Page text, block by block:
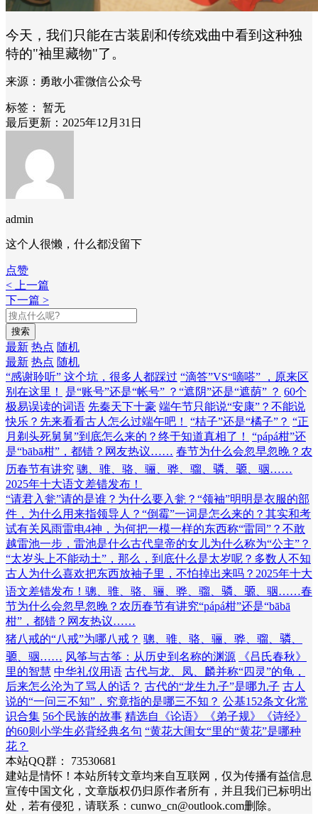
今天，我们只能在古装剧和传统戏曲中看到这种独
特的"袖里藏物"了。
来源：勇敢小霍微信公众号
标签：
暂无
最后更新：2025年12月31日
admin
这个人很懒，什么都没留下
点赞
< 上一篇
下一篇 >
搜索
最新 热点 随机
最新 热点 随机
“感谢聆听” 这个坑，很多人都踩过 “滴答”VS“嘀嗒” ，原来区
别在这里！
是“账号”还是“帐号” ？“遮阴”还是“遮荫” ？ 60个
极易误读的词语 先秦天下十豪 端午节只能说“安康”？不能说
快乐？先来看看古人怎么过端午吧！
“桔子”还是“橘子”？ “正
月剃头死舅舅”到底怎么来的？终于知道真相了！
“pápá柑”还
是“bābā柑”，都错？网友热议…… 春节为什么会忽早忽晚？农
历春节有讲究 骢、骓、骆、骊、骅、骝、𬴊、𫘪、骃……
2025年十大语文差错发布！
“请君入瓮”请的是谁？为什么要入瓮？ “领袖”明明是衣服的部
件，为什么用来指领导人？ “倒霉”一词是怎么来的？其实和考
试有关风雨雷电4神，为何把一模一样的东西称“雷同”？ 不敢
越雷池一步，雷池是什么古代皇帝的女儿为什么称为“公主”？
“太岁头上不能动土”，那么，到底什么是太岁呢？多数人不知
古人为什么喜欢把东西放袖子里，不怕掉出来吗？ 2025年十大
语文差错发布！ 骢、骓、骆、骊、骅、骝、𬴊、𫘪、骃……春
节为什么会忽早忽晚？农历春节有讲究“pápá柑”还是“bābā
柑”，都错？网友热议……
猪八戒的“八戒”为哪八戒？ 骢、骓、骆、骊、骅、骝、𬴊、
𫘪、骃…… 风筝与古筝：从历史到名称的渊源
《吕氏春秋》
里的智慧 中华礼仪用语 古代与龙、凤、麟并称“四灵”的龟，
后来怎么沦为了骂人的话？ 古代的“龙生九子”是哪九子 古人
说的“一问三不知”，究竟指的是哪三不知？ 公基152条文化常
识合集 56个民族的故事 精选自《论语》《弟子规》《诗经》
的60则小学生必背经典名句 “黄花大闺女“里的“黄花”是哪种
花？
本站QQ群： 73530681
建站是情怀！本站所转文章均来自互联网，仅为传播有益信息
宣传中国文化，文章版权仍归原作者所有，并且我们已标明出
处，若有侵犯，请联系：cunwo_cn@outlook.com删除。